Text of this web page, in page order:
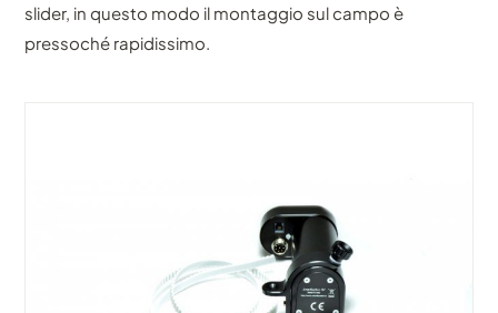
slider, in questo modo il montaggio sul campo è
pressoché rapidissimo.